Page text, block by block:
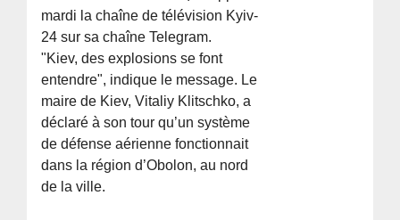
mardi la chaîne de télévision Kyiv-
24 sur sa chaîne Telegram.
"Kiev, des explosions se font
entendre", indique le message. Le
maire de Kiev, Vitaliy Klitschko, a
déclaré à son tour qu’un système
de défense aérienne fonctionnait
dans la région d’Obolon, au nord
de la ville.